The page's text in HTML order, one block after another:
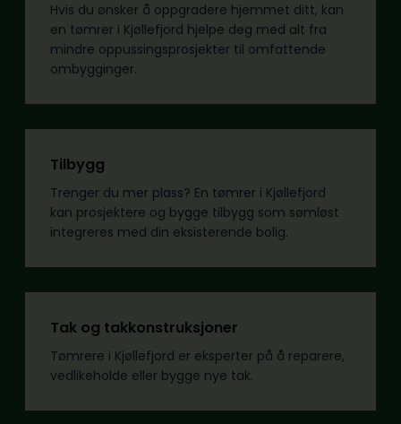
Hvis du ønsker å oppgradere hjemmet ditt, kan
en tømrer i Kjøllefjord hjelpe deg med alt fra
mindre oppussingsprosjekter til omfattende
ombygginger.
Tilbygg
Trenger du mer plass? En tømrer i Kjøllefjord
kan prosjektere og bygge tilbygg som sømløst
integreres med din eksisterende bolig.
Tak og takkonstruksjoner
Tømrere i Kjøllefjord er eksperter på å reparere,
vedlikeholde eller bygge nye tak.